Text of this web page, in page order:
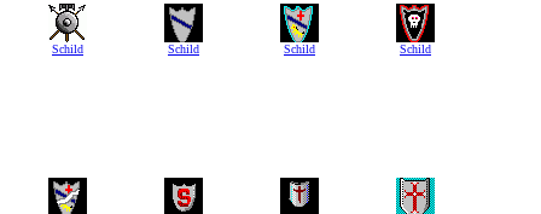
Schild Schild Schild Schild